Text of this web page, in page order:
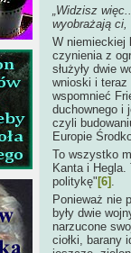
„Widzisz
wyobrażają
W niemieckiej
czynienia z
służyły dwie
wnioski i teraz
wspomnieć
duchownego i
czyli
Europie
To wszystko
Kanta i Hegla.
politykę" [6] .
Ponieważ nie
były dwie
narzucone
ciołki, barany